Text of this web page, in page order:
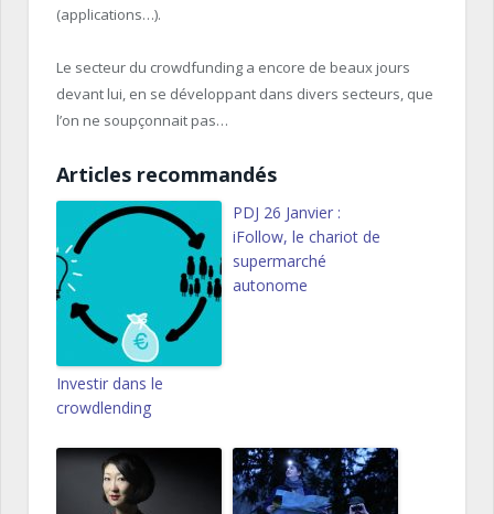
(applications…).
Le secteur du crowdfunding a encore de beaux jours
devant lui, en se développant dans divers secteurs, que
l’on ne soupçonnait pas…
Articles recommandés
Investir dans le
crowdlending
PDJ 26 Janvier :
iFollow, le chariot de
supermarché
autonome